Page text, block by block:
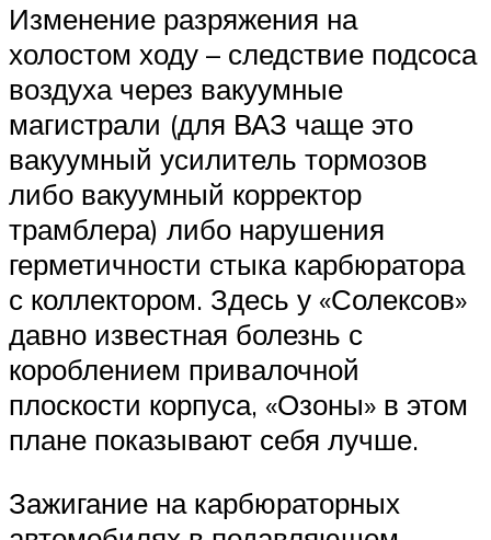
Изменение разряжения на
холостом ходу – следствие подсоса
воздуха через вакуумные
магистрали (для ВАЗ чаще это
вакуумный усилитель тормозов
либо вакуумный корректор
трамблера) либо нарушения
герметичности стыка карбюратора
с коллектором. Здесь у «Солексов»
давно известная болезнь с
короблением привалочной
плоскости корпуса, «Озоны» в этом
плане показывают себя лучше.
Зажигание на карбюраторных